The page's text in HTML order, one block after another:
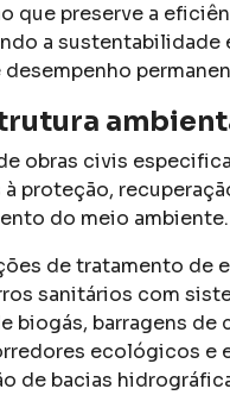
que preserve a
a sustentabilidade
obras civis
proteção,
do meio ambiente.
de tratamento de
sanitários com
biogás, barragens de
ecológicos e
de bacias